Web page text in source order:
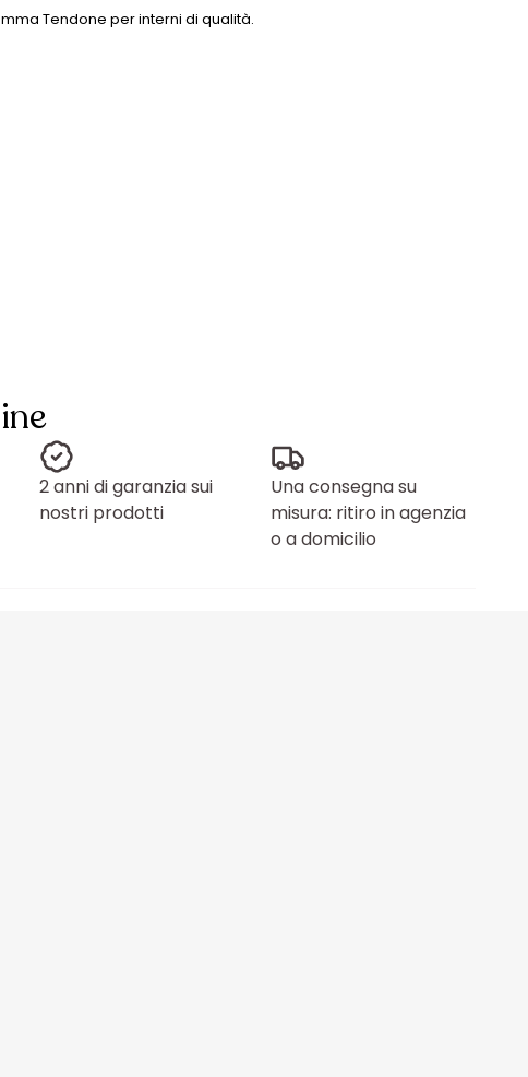
Tendone per interni di qualità.
2 anni di garanzia sui
nostri prodotti
Una consegna su
misura: ritiro in agenzia
o a domicilio